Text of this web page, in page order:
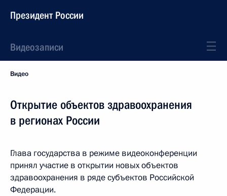
Президент России
Видеозаписи
Видео
Открытие объектов здравоохранения
в регионах России
Глава государства в режиме видеоконференции
принял участие в открытии новых объектов
здравоохранения в ряде субъектов Российской
Федерации.